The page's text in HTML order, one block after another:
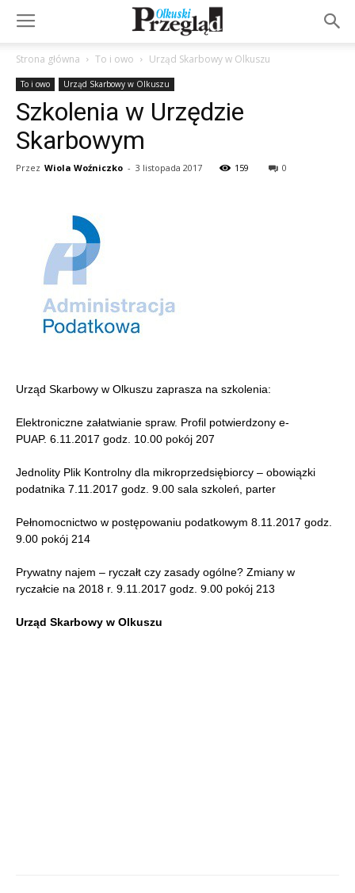
Strona główna To i owo Urząd Skarbowy w Olkuszu
To i owo Urząd Skarbowy w Olkuszu
Szkolenia w Urzędzie
Skarbowym
Przez Wiola Woźniczko - 3 listopada 2017 159 0
Urząd Skarbowy w Olkuszu zaprasza na szkolenia:
Elektroniczne załatwianie spraw. Profil potwierdzony e-
PUAP. 6.11.2017 godz. 10.00 pokój 207
Jednolity Plik Kontrolny dla mikroprzedsiębiorcy – obowiązki
podatnika 7.11.2017 godz. 9.00 sala szkoleń, parter
Pełnomocnictwo w postępowaniu podatkowym 8.11.2017 godz.
9.00 pokój 214
Prywatny najem – ryczałt czy zasady ogólne? Zmiany w
ryczałcie na 2018 r. 9.11.2017 godz. 9.00 pokój 213
Urząd Skarbowy w Olkuszu